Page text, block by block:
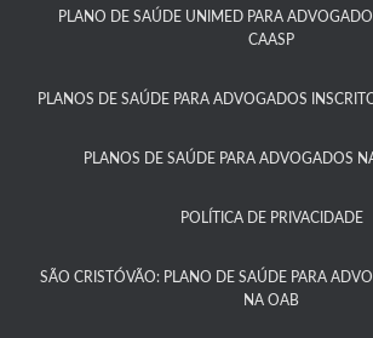
PLANO DE SAÚDE UNIMED PARA
CAASP​
PLANOS DE SAÚDE PARA ADVOGADOS
PLANOS DE SAÚDE PARA ADVOGADOS
POLÍTICA DE PRIVACIDADE
SÃO CRISTÓVÃO: PLANO DE SAÚDE PARA
NA OAB